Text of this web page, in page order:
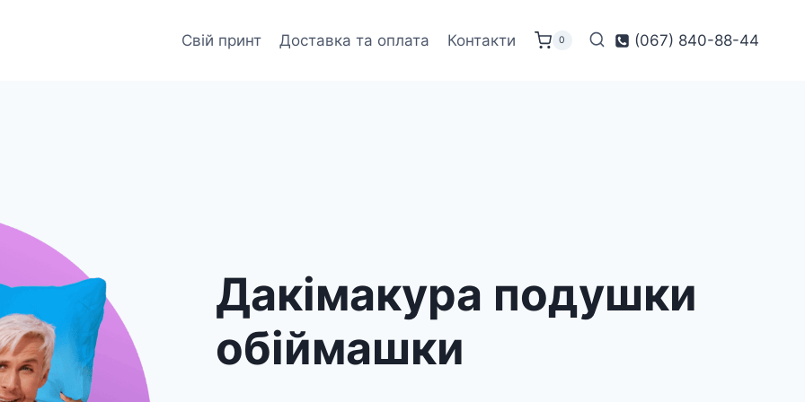
Свій принт Доставка та оплата Контакти 0 (067) 840-88-44
Дакімакура подушки
обіймашки